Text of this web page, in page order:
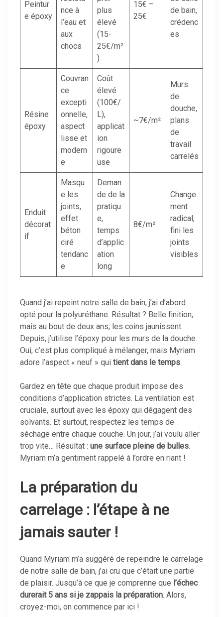
Peintur
e époxy
nce à
l’eau et
aux
chocs
plus
élevé
(15-
25€/m²
)
15€ –
25€
de bain,
crédenc
es
Résine
époxy
Couvran
ce
excepti
onnelle,
aspect
lisse et
modern
e
Coût
élevé
(100€/
L),
applicat
ion
rigoure
use
~7€/m²
Murs
de
douche,
plans
de
travail
carrelés
Enduit
décorat
if
Masqu
e les
joints,
effet
béton
ciré
tendanc
e
Deman
de de la
pratiqu
e,
temps
d’applic
ation
long
8€/m²
Change
ment
radical,
fini les
joints
visibles
Quand j’ai repeint notre salle de bain, j’ai d’abord
opté pour la polyuréthane. Résultat ? Belle finition,
mais au bout de deux ans, les coins jaunissent.
Depuis, j’utilise l’époxy pour les murs de la douche.
Oui, c’est plus compliqué à mélanger, mais Myriam
adore l’aspect « neuf » qui tient dans le temps.
Gardez en tête que chaque produit impose des
conditions d’application strictes. La ventilation est
cruciale, surtout avec les époxy qui dégagent des
solvants. Et surtout, respectez les temps de
séchage entre chaque couche. Un jour, j’ai voulu aller
trop vite… Résultat : une surface pleine de bulles.
Myriam m’a gentiment rappelé à l’ordre en riant !
La préparation du
carrelage : l’étape à ne
jamais sauter !
Quand Myriam m’a suggéré de repeindre le carrelage
de notre salle de bain, j’ai cru que c’était une partie
de plaisir. Jusqu’à ce que je comprenne que l’échec
durerait 5 ans si je zappais la préparation. Alors,
croyez-moi, on commence par ici !